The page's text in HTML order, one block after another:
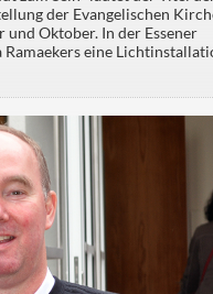
der Evangelischen
und Oktober. In der Essener
eine